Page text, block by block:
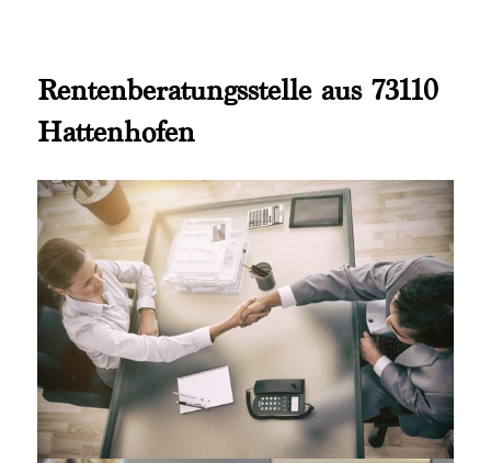
Rentenberatungsstelle aus 73110
Hattenhofen